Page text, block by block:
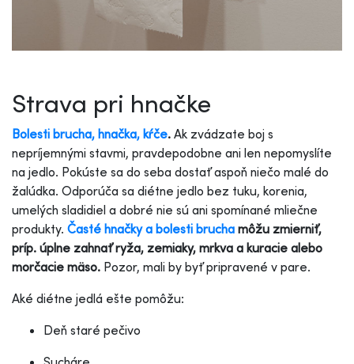
Strava pri hnačke
Bolesti brucha, hnačka, kŕče. Ak zvádzate boj s
nepríjemnými stavmi, pravdepodobne ani len nepomyslíte
na jedlo. Pokúste sa do seba dostať aspoň niečo malé do
žalúdka. Odporúča sa diétne jedlo bez tuku, korenia,
umelých sladidiel a dobré nie sú ani spomínané mliečne
produkty. Časté hnačky a bolesti brucha môžu zmierniť,
príp. úplne zahnať ryža, zemiaky, mrkva a kuracie alebo
morčacie mäso. Pozor, mali by byť pripravené v pare.
Aké diétne jedlá ešte pomôžu:
Deň staré pečivo